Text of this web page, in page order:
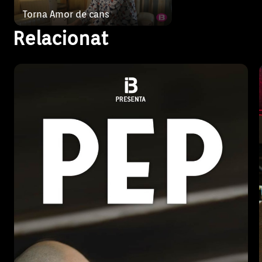
Torna Amor de cans
Relacionat
En aquesta nova temporada, en Pep ha de fer
un esforç per endreçar la seva vida, superant
el divorci amb na Joana Maria i fent tot el que
pot per recuperar la farmàcia, que es va